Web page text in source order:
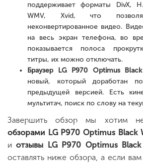
поддерживает форматы DivX,
WMV, Xvid, что
неконвертированное видео.
на весь экран телефона, во
показывается полоса
титры, их можно отключать.
Браузер LG P970 Optimus
новый, который доработан
предыдущей версией. Есть
мультитач, поиск по слову на
Завершить обзор мы хотим
обзорами LG P970 Optimus Black
иотзывы LG P970 Optimus
оставлять ниже обзора, а если